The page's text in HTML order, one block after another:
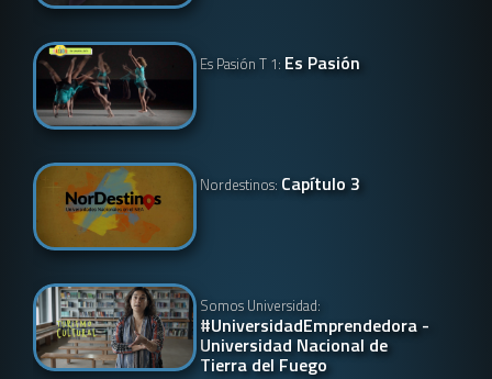
Es Pasión T 1: Es Pasión
Nordestinos: Capítulo 3
Somos Universidad:
#UniversidadEmprendedora -
Universidad Nacional de
Tierra del Fuego